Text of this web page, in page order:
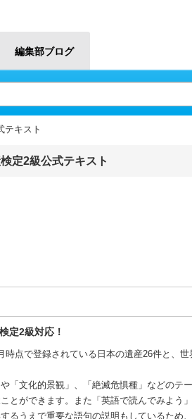
編集部ブログ
テキスト
定2級公式テキスト
定2級対応！
点で登録されている日本の遺産26件と、
「文化的景観」、「絶滅危惧種」などのテ
とができます。また「英語で読んでみよう
るうえで重要な語句の説明もしているため